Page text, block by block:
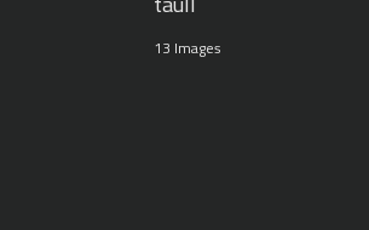
13 Images